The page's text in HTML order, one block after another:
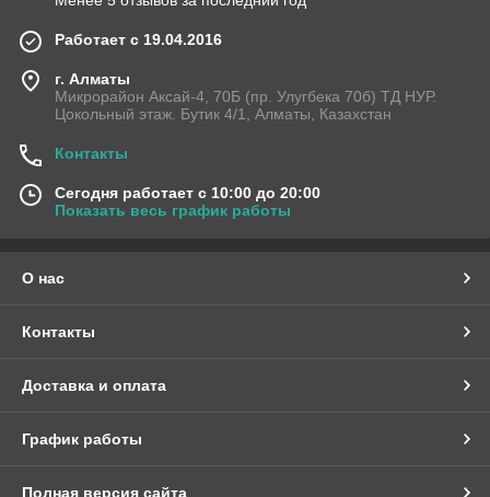
Работает с 19.04.2016
г. Алматы
Микрорайон Аксай-4, 70Б (пр. Улугбека 70б) ТД НУР.
Цокольный этаж. Бутик 4/1, Алматы, Казахстан
Контакты
Сегодня работает с 10:00 до 20:00
Показать весь график работы
О нас
Контакты
Доставка и оплата
График работы
Полная версия сайта